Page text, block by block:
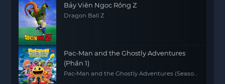
Bảy Viên Ngọc Rồng Z
Dragon Ball Z
Pac-Man and the Ghostly Adventures
(Phần 1)
Pac-Man and the Ghostly Adventures (Season